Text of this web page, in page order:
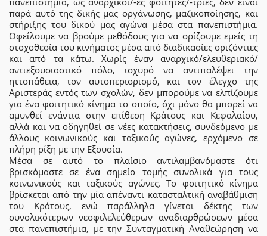
παρά αυτό της δικής μας οργάνωσης, μαζικοποίησης, και
στήριξης του δικού μας αγώνα μέσα στα πανεπιστήμια.
Οφείλουμε να βρούμε μεθόδους για να ορίζουμε εμείς τη
στοχοθεσία του κινήματος μέσα από διαδικασίες οριζόντιες
και από τα κάτω. Χωρίς έναν αναρχικό/ελευθεριακό/
αντιεξουσιαστικό πόλο, ισχυρό να αντιπαλέψει την
ηττοπάθεια, τον αυτοπεριορισμό, και τον έλεγχο της
Αριστεράς εντός των σχολών, δεν μπορούμε να ελπίζουμε
για ένα φοιτητικό κίνημα το οποίο, όχι μόνο θα μπορεί να
αμυνθεί ενάντια στην επίθεση Κράτους και Κεφαλαίου,
αλλά και να οδηγηθεί σε νέες κατακτήσεις, συνδεόμενο με
άλλους κοινωνικούς και ταξικούς αγώνες, ερχόμενο σε
πλήρη ρίξη με την Εξουσία.
Μέσα σε αυτό το πλαίσιο αντιλαμβανόμαστε ότι
βρισκόμαστε σε ένα σημείο τομής συνολικά για τους
κοινωνικούς και ταξικούς αγώνες. Το φοιτητικό κίνημα
βρίσκεται από την μία απέναντι κατασταλτική αναβάθμιση
του Κράτους, ενώ παράλληλα γίνεται δέκτης των
συνολικότερων νεοφιλελεύθερων αναδιαρθρώσεων μέσα
στα πανεπιστήμια, με την Συνταγματική Αναθεώρηση να